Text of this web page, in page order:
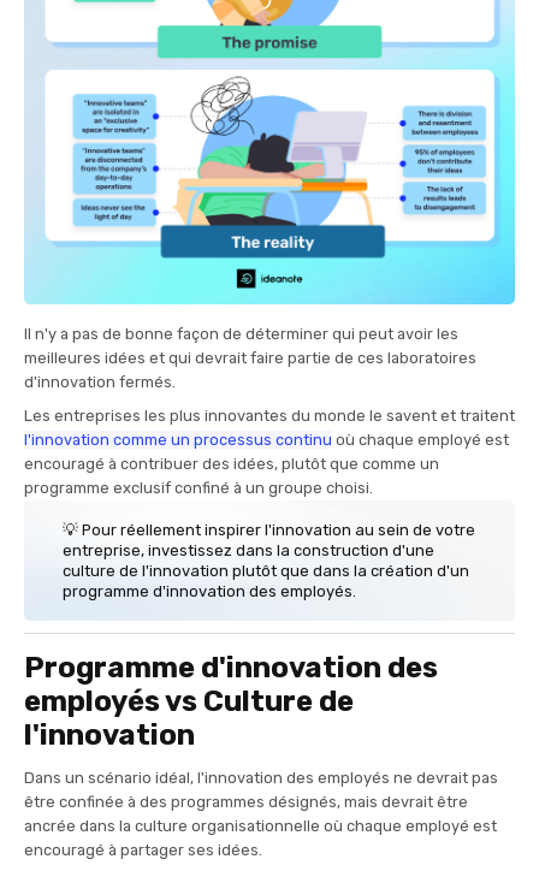
Il n'y a pas de bonne façon de déterminer qui peut avoir les
meilleures idées et qui devrait faire partie de ces laboratoires
d'innovation fermés.
Les entreprises les plus innovantes du monde le savent et traitent
l'innovation comme un processus continu où chaque employé est
encouragé à contribuer des idées, plutôt que comme un
programme exclusif confiné à un groupe choisi.
💡 Pour réellement inspirer l'innovation au sein de votre
entreprise, investissez dans la construction d'une
culture de l'innovation plutôt que dans la création d'un
programme d'innovation des employés.
Programme d'innovation des
employés vs Culture de
l'innovation
Dans un scénario idéal, l'innovation des employés ne devrait pas
être confinée à des programmes désignés, mais devrait être
ancrée dans la culture organisationnelle où chaque employé est
encouragé à partager ses idées.